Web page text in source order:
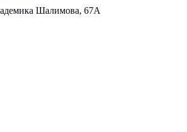
Шалимова, 67А